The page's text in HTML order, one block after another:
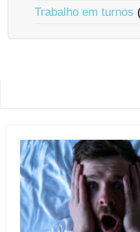
Trabalho em turnos